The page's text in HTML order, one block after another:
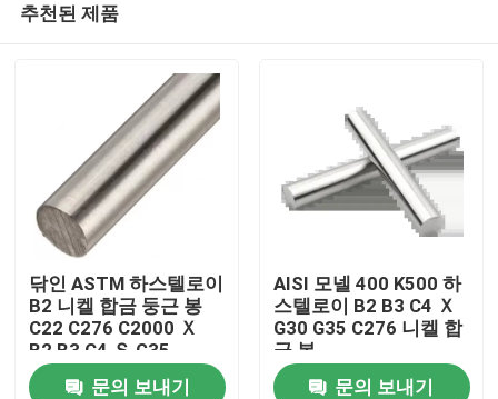
추천된 제품
닦인 ASTM 하스텔로이
B2 니켈 합금 둥근 봉
C22 C276 C2000 Ｘ
B2 B3 C4 Ｓ G35
문의 보내기
AISI 모넬 400 K500 하
스텔로이 B2 B3 C4 Ｘ
G30 G35 C276 니켈 합
금 봉
문의 보내기